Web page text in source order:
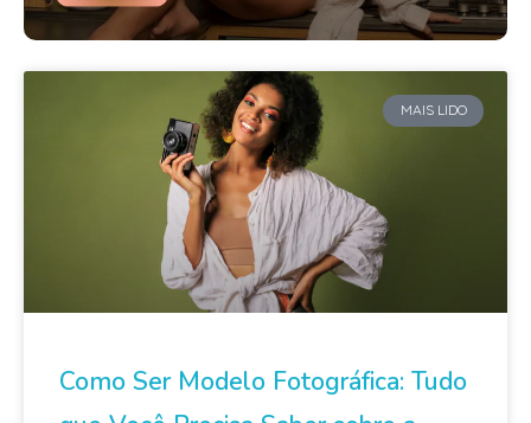
MAIS LIDO
Como Ser Modelo Fotográfica: Tudo